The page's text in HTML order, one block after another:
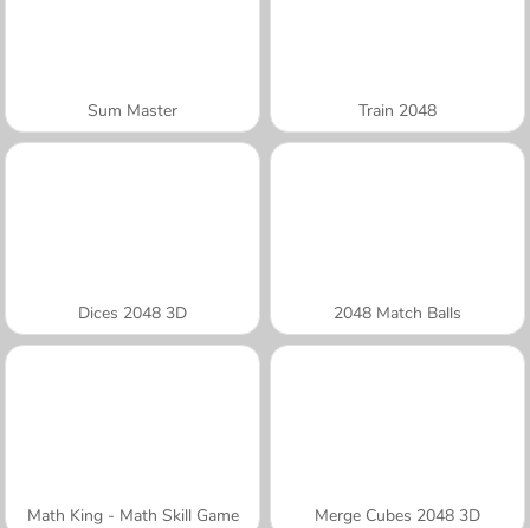
Sum Master Train 2048
Dices 2048 3D 2048 Match Balls
Math King - Math Skill Game Merge Cubes 2048 3D